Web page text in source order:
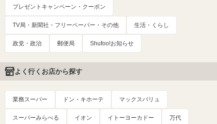
プレゼントキャンペーン・クーポン
TV局・新聞社・フリーペーパー・その他 生活・くらし
政党・政治 郵便局 Shufoo!お知らせ
よく行くお店から探す
業務スーパー ドン・キホーテ マックスバリュ
スーパーみらべる イオン イトーヨーカドー 万代